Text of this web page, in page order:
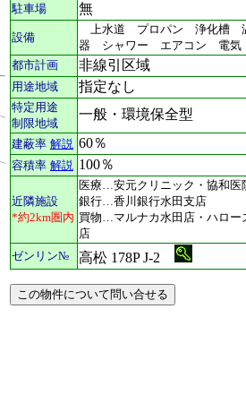
駐車場 無
設備
上水道 プロパン 浄化槽
器 シャワー エアコン 電気
都市計画
非線引区域
用途地域 指定なし
特定用途
制限地域
一般・環境保全型
建蔽率 解説 60％
容積率 解説 100％
近隣施設
*約2km圏内
医療…安元クリニック・協和医
銀行…香川銀行水田支店
買物…マルナカ水田店・ハロー
店
ゼンリン№
高松 178P J-2